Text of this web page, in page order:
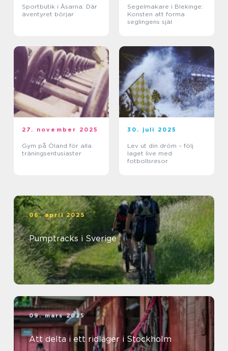
Sportbutik i Åsarna: Där
äventyret börjar
Segelmakare i Blekinge:
Konsten att forma
seglingens själ
27. november 2025
Gym på Öland för alla
träningsentusiaster
30. juli 2025
Lev ut din dröm – följ
laget live med
fotbollsresor
06. april 2025
Pumptracks i Sverige
09. mars 2025
Att delta i ett ridläger i Stockholm